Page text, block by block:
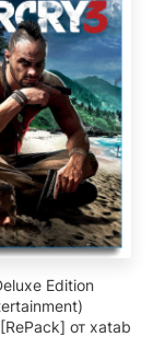
Edition
от xatab